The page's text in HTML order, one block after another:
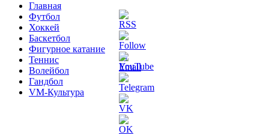
Главная
Футбол
Хоккей
Баскетбол
Фигурное катание
Теннис
Волейбол
Гандбол
VM-Культура